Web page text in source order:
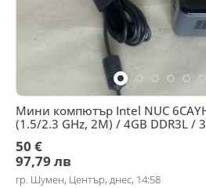
Мини компютър Intel NUC
(1.5/2.3 GHz, 2M) / 4GB DDR3L /
50 €
97,79 лв
гр. Шумен, Център, днес, 14:58